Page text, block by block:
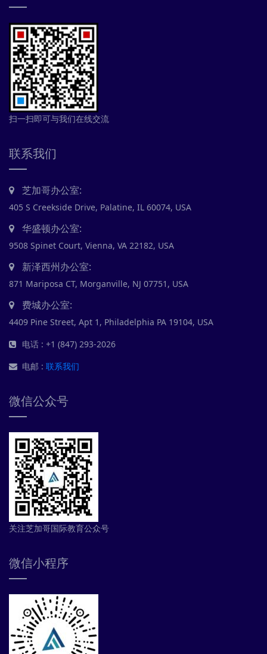
扫一扫即可与我们在线交流
联系我们
芝加哥办公室:
405 S Creekside Drive, Palatine, IL 60074, USA
华盛顿办公室:
9508 Spinet Court, Vienna, VA 22182, USA
新泽西州办公室:
871 Mariposa CT, Morganville, NJ 07751, USA
费城办公室:
4409 Pine Street, Apt 1, Philadelphia PA 19104, USA
电话 : +1 (847) 293-2026
电邮 : 联系我们
微信公众号
关注芝加哥国际教育公众号
微信小程序